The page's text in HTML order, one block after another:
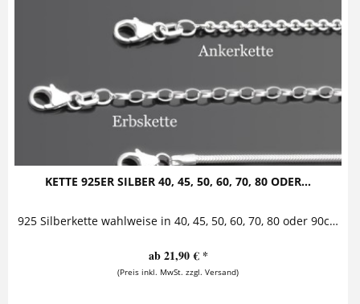
KETTE 925ER SILBER 40, 45, 50, 60, 70, 80 ODER...
925 Silberkette wahlweise in 40, 45, 50, 60, 70, 80 oder 90cm Kugel-, Anker-, Erbs- oder Schlangenkette aus 925er Sterling Silber jeweils erhältlich in den Längen 40cm, 45cm, 50cm,...
ab 21,90 € *
(Preis inkl. MwSt. zzgl. Versand)